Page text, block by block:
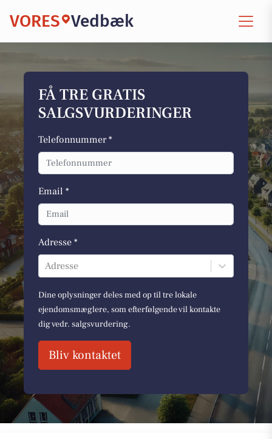
VORES Vedbæk
FÅ TRE GRATIS
SALGSVURDERINGER
Telefonnummer *
Email *
Adresse *
Adresse
Dine oplysninger deles med op til tre lokale
ejendomsmæglere, som efterfølgende vil kontakte
dig vedr. salgsvurdering.
Bliv kontaktet